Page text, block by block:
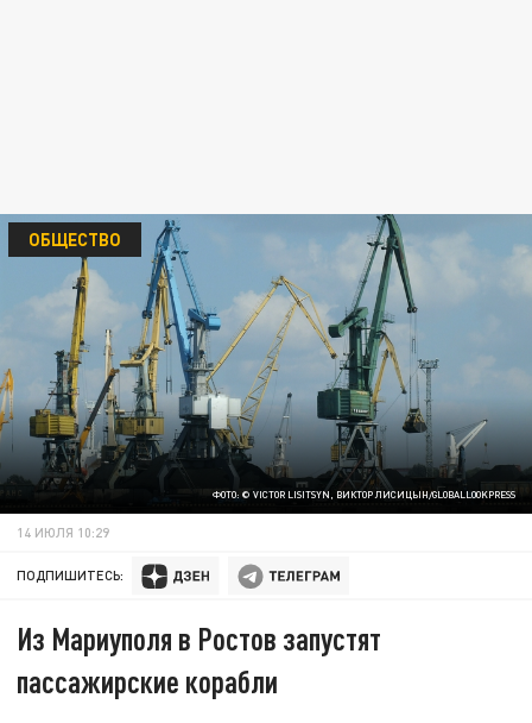
ФОТО: © VICTOR LISITSYN, ВИКТОР ЛИСИЦЫН/GLOBALLOOKPRESS
ОБЩЕСТВО
14 ИЮЛЯ 10:29
ПОДПИШИТЕСЬ:
Из Мариуполя в Ростов запустят
пассажирские корабли